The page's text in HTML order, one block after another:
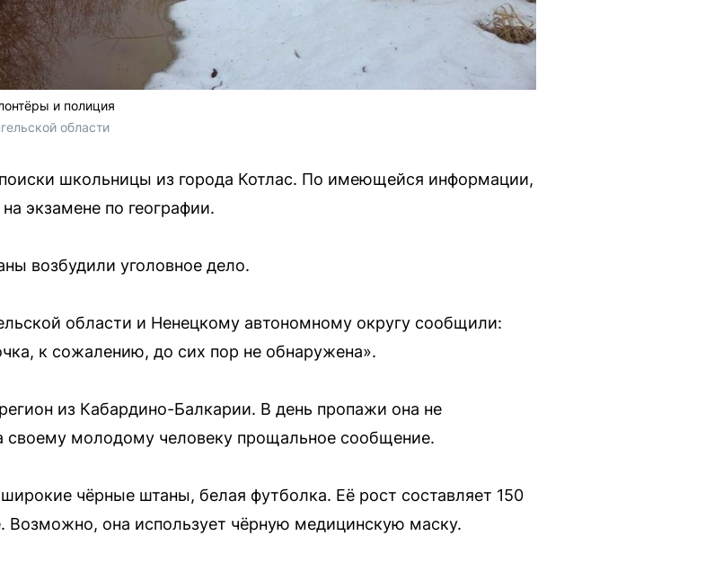
и полиция
области
школьницы из города Котлас. По имеющейся информации,
экзамене по географии.
возбудили уголовное дело.
области и Ненецкому автономному округу сообщили:
к сожалению, до сих пор не обнаружена».
из Кабардино-Балкарии. В день пропажи она не
своему молодому человеку прощальное сообщение.
чёрные штаны, белая футболка. Её рост составляет 150
Возможно, она использует чёрную медицинскую маску.